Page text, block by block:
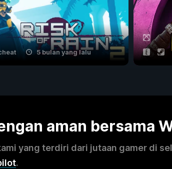
5 bulan yang lalu
aman bersama
yang terdiri dari jutaan gamer di
.